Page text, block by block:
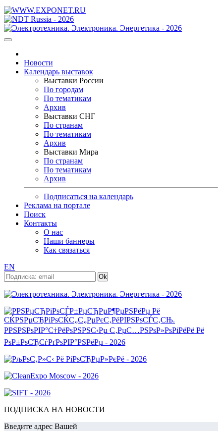
Новости
Календарь выставок
Выставки России
По городам
По тематикам
Архив
Выставки СНГ
По странам
По тематикам
Архив
Выставки Мира
По странам
По тематикам
Архив
Подписаться на календарь
Реклама на портале
Поиск
Контакты
О нас
Наши баннеры
Как связаться
EN
ПОДПИСКА НА НОВОСТИ
Введите адрес Вашей